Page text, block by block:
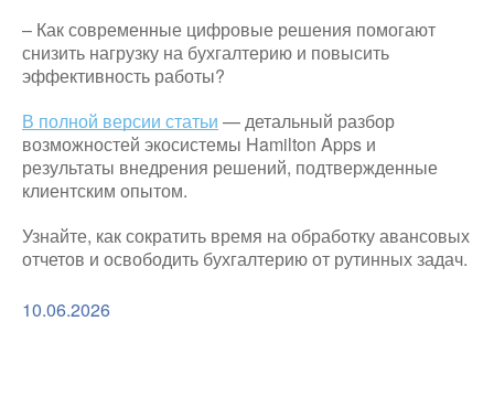
– Как современные цифровые решения помогают
снизить нагрузку на бухгалтерию и повысить
эффективность работы?
В полной версии статьи — детальный разбор
возможностей экосистемы Hamilton Apps и
результаты внедрения решений, подтвержденные
клиентским опытом.
Узнайте, как сократить время на обработку авансовых
отчетов и освободить бухгалтерию от рутинных задач.
10.06.2026